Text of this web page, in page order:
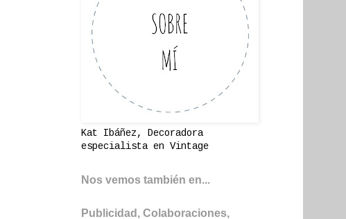
Kat Ibáñez, Decoradora
especialista en Vintage
Nos vemos también en...
Publicidad, Colaboraciones,